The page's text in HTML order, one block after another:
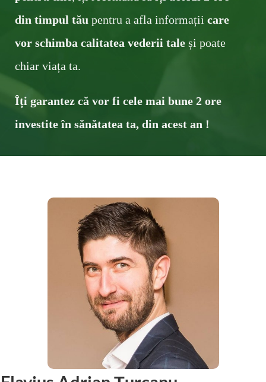
din timpul tău pentru a afla informații care
vor schimba calitatea vederii tale și poate
chiar viața ta .
Îți garantez că vor fi cele mai bune ​2 ore
investite în sănătatea ta, din acest an !